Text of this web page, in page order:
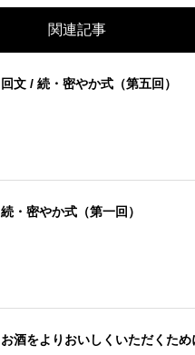
関連記事
回文 / 続・密やか式（第五回）
続・密やか式（第一回）
お酒をよりおいしくいただくた